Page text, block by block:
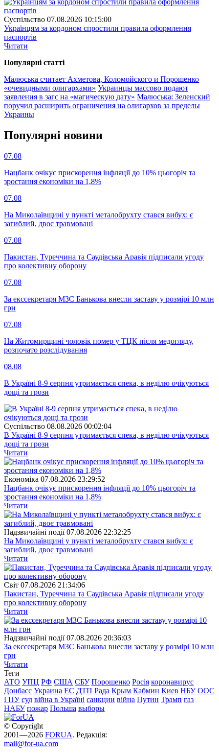
Суспiльство 07.08.2026 10:15:00
Українцям за кордоном спростили правила оформлення
паспортів
Читати
Популярнi статтi
Малюська считает Ахметова, Коломойского и Порошенко
«очевидными олигархами» Украинцы массово подают
заявления в загс на «магическую дату» Малюська: Зеленский
поручил расширить ограничения на олигархов за пределы
Украины
Популярнi новини
07.08
Нацбанк очікує прискорення інфляції до 10% цьогоріч та
зростання економіки на 1,8%
07.08
На Миколаївщині у пункті металобрухту стався вибух: є
загиблий, двоє травмовані
07.08
Пакистан, Туреччина та Саудівська Аравія підписали угоду
про колективну оборону
07.08
За екссекретаря МЗС Банькова внесли заставу у розмірі 10 млн
грн
07.08
На Житомирщині чоловік помер у ТЦК після медогляду,
розпочато розслідування
08.08
В Україні 8-9 серпня утримається спека, в неділю очікуються
дощі та грози
Суспiльство 08.08.2026 00:02:04
В Україні 8-9 серпня утримається спека, в неділю очікуються
дощі та грози
Читати
Економіка 07.08.2026 23:29:52
Нацбанк очікує прискорення інфляції до 10% цьогоріч та
зростання економіки на 1,8%
Читати
Надзвичайні події 07.08.2026 22:32:25
На Миколаївщині у пункті металобрухту стався вибух: є
загиблий, двоє травмовані
Читати
Свiт 07.08.2026 21:34:06
Пакистан, Туреччина та Саудівська Аравія підписали угоду
про колективну оборону
Читати
Надзвичайні події 07.08.2026 20:36:03
За екссекретаря МЗС Банькова внесли заставу у розмірі 10 млн
грн
Читати
Теги
АТО УПЦ РФ США СБУ Порошенко Росія коронавирус
Донбасс Украина ЕС ДТП Рада Крым Кабмин Киев НБУ ООС
ГПУ суд війна в Україні санкции війна Путин Трамп газ
НАБУ пожар Польша выборы
© Copyright
2001—2026 FORUA. Редакція:
mail@for-ua.com